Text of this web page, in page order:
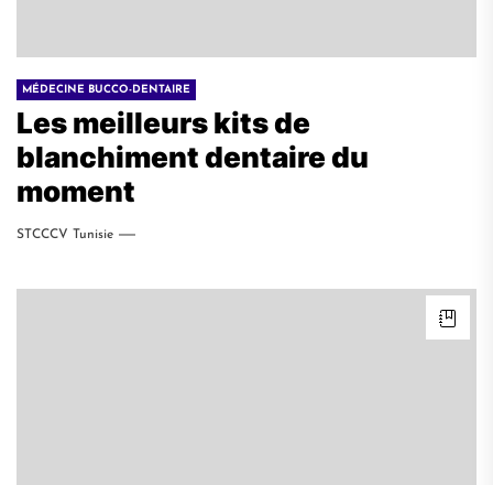
MÉDECINE BUCCO-DENTAIRE
Les meilleurs kits de
blanchiment dentaire du
moment
STCCCV Tunisie